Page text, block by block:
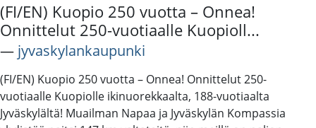
(FI/EN) Kuopio 250 vuotta – Onnea!
Onnittelut 250-vuotiaalle Kuopioll...
― jyvaskylankaupunki
(FI/EN) Kuopio 250 vuotta – Onnea! Onnittelut 250-
vuotiaalle Kuopiolle ikinuorekkaalta, 188-vuotiaalta
Jyväskylältä! Muailman Napaa ja Jyväskylän Kompassia